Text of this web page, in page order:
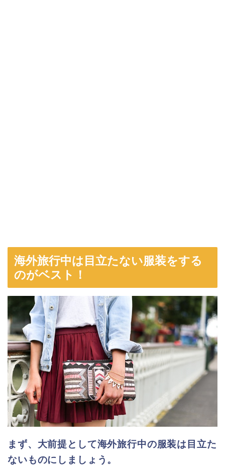
海外旅行中は目立たない服装をする
のがベスト！
まず、大前提として海外旅行中の服装は目立た
ないものにしましょう。